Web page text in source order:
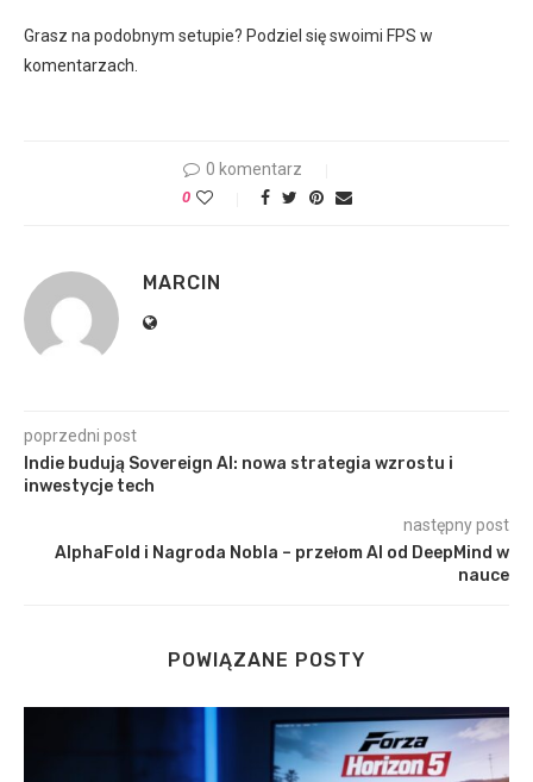
Grasz na podobnym setupie? Podziel się swoimi FPS w
komentarzach.
0 komentarz
0
MARCIN
poprzedni post
Indie budują Sovereign AI: nowa strategia wzrostu i
inwestycje tech
następny post
AlphaFold i Nagroda Nobla – przełom AI od DeepMind w
nauce
POWIĄZANE POSTY